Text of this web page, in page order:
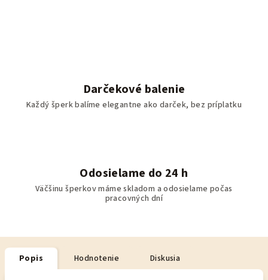
Darčekové balenie
Každý šperk balíme elegantne ako darček, bez príplatku
Odosielame do 24 h
Väčšinu šperkov máme skladom a odosielame počas
pracovných dní
Popis Hodnotenie Diskusia